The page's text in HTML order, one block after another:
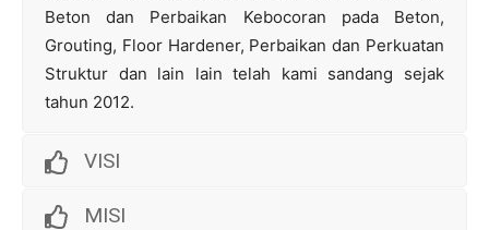
Beton dan Perbaikan Kebocoran pada Beton,
Grouting, Floor Hardener, Perbaikan dan Perkuatan
Struktur dan lain lain telah kami sandang sejak
tahun 2012.
VISI
MISI